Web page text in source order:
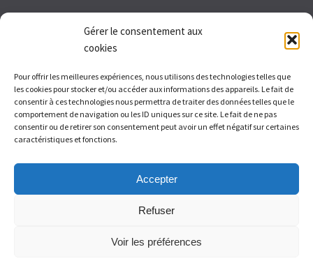
Gérer le consentement aux
cookies
Pour offrir les meilleures expériences, nous utilisons des technologies telles que
les cookies pour stocker et/ou accéder aux informations des appareils. Le fait de
consentir à ces technologies nous permettra de traiter des données telles que le
comportement de navigation ou les ID uniques sur ce site. Le fait de ne pas
consentir ou de retirer son consentement peut avoir un effet négatif sur certaines
caractéristiques et fonctions.
Accepter
Refuser
Voir les préférences
tennis.club.avignon@orange.fr
1 Bd des Frères Reboul 30400 Villeneuve les Avignon
Du Lundi au Vendredi de 9h à 12h et de 14h à 17h – Samedi de 9H
à 11H
© Tennis Club Avignon Montolivet 2026.